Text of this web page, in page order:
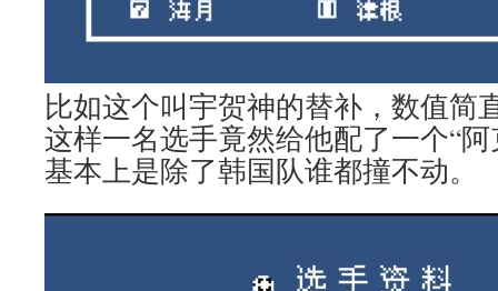
比如这个叫宇贺神的替补，数值简
这样一名选手竟然给他配了一个“
基本上是除了韩国队谁都撞不动。